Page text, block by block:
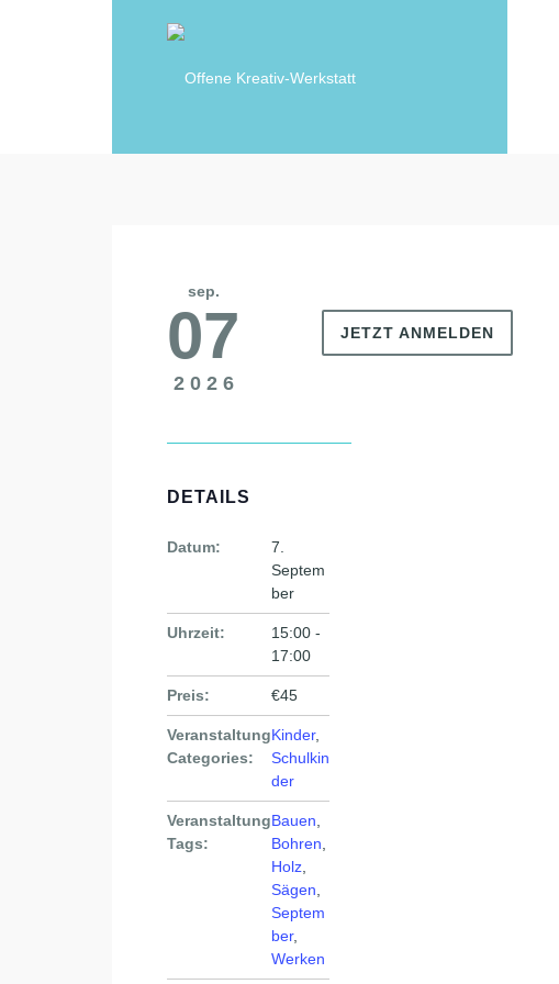
sep.
07
2026
JETZT ANMELDEN
DETAILS
Datum:
7.
Septem
ber
Uhrzeit:
15:00 -
17:00
Preis: €45
Veranstaltung
Categories:
Kinder,
Schulkin
der
Veranstaltung
Tags:
Bauen
Bohren
Holz
Sägen
Septem
ber,
Werken